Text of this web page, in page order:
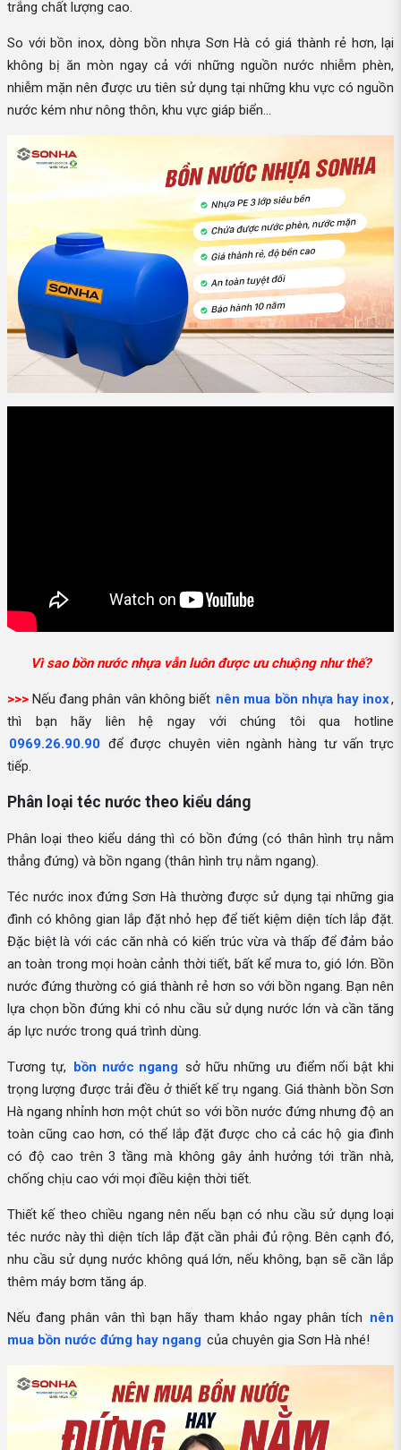
trắng chất lượng cao.
So với bồn inox, dòng bồn nhựa Sơn Hà có giá thành rẻ hơn, lại
không bị ăn mòn ngay cả với những nguồn nước nhiễm phèn,
nhiễm mặn nên được ưu tiên sử dụng tại những khu vực có nguồn
nước kém như nông thôn, khu vực giáp biển...
Vì sao bồn nước nhựa vẫn luôn được ưu chuộng như thế?
>>> Nếu đang phân vân không biết nên mua bồn nhựa hay inox,
thì bạn hãy liên hệ ngay với chúng tôi qua hotline
0969.26.90.90 để được chuyên viên ngành hàng tư vấn trực
tiếp.
Phân loại téc nước theo kiểu dáng
Phân loại theo kiểu dáng thì có bồn đứng (có thân hình trụ nằm
thẳng đứng) và bồn ngang (thân hình trụ nằm ngang).
Téc nước inox đứng Sơn Hà thường được sử dụng tại những gia
đình có không gian lắp đặt nhỏ hẹp để tiết kiệm diện tích lắp đặt.
Đặc biệt là với các căn nhà có kiến trúc vừa và thấp để đảm bảo
an toàn trong mọi hoàn cảnh thời tiết, bất kể mưa to, gió lớn. Bồn
nước đứng thường có giá thành rẻ hơn so với bồn ngang. Bạn nên
lựa chọn bồn đứng khi có nhu cầu sử dụng nước lớn và cần tăng
áp lực nước trong quá trình dùng.
Tương tự, bồn nước ngang sở hữu những ưu điểm nổi bật khi
trọng lượng được trải đều ở thiết kế trụ ngang. Giá thành bồn Sơn
Hà ngang nhỉnh hơn một chút so với bồn nước đứng nhưng độ an
toàn cũng cao hơn, có thể lắp đặt được cho cả các hộ gia đình
có độ cao trên 3 tầng mà không gây ảnh hưởng tới trần nhà,
chống chịu cao với mọi điều kiện thời tiết.
Thiết kế theo chiều ngang nên nếu bạn có nhu cầu sử dụng loại
téc nước này thì diện tích lắp đặt cần phải đủ rộng. Bên cạnh đó,
nhu cầu sử dụng nước không quá lớn, nếu không, bạn sẽ cần lắp
thêm máy bơm tăng áp.
Nếu đang phân vân thì bạn hãy tham khảo ngay phân tích nên
mua bồn nước đứng hay ngang của chuyên gia Sơn Hà nhé!